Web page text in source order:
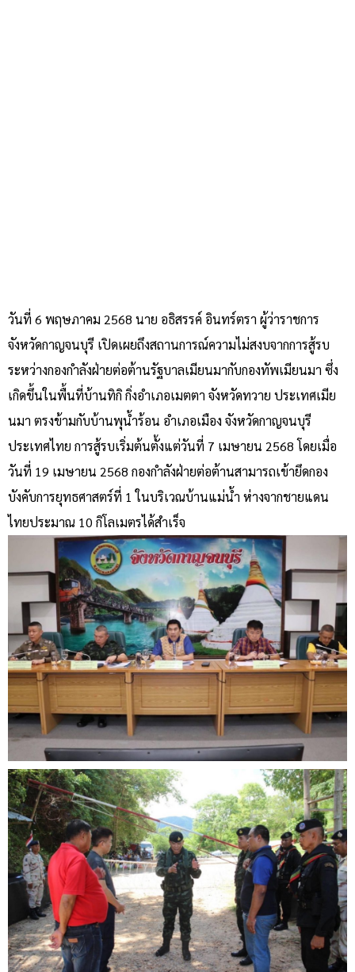
วันที่ 6 พฤษภาคม 2568 นาย อธิสรรค์ อินทร์ตรา ผู้ว่าราชการ
จังหวัดกาญจนบุรี เปิดเผยถึงสถานการณ์ความไม่สงบจากการสู้รบ
ระหว่างกองกำลังฝ่ายต่อต้านรัฐบาลเมียนมากับกองทัพเมียนมา ซึ่ง
เกิดขึ้นในพื้นที่บ้านทิกิ กิ่งอำเภอเมตตา จังหวัดทวาย ประเทศเมีย
นมา ตรงข้ามกับบ้านพุน้ำร้อน อำเภอเมือง จังหวัดกาญจนบุรี
ประเทศไทย การสู้รบเริ่มต้นตั้งแต่วันที่ 7 เมษายน 2568 โดยเมื่อ
วันที่ 19 เมษายน 2568 กองกำลังฝ่ายต่อต้านสามารถเข้ายึดกอง
บังคับการยุทธศาสตร์ที่ 1 ในบริเวณบ้านแม่น้ำ ห่างจากชายแดน
ไทยประมาณ 10 กิโลเมตรได้สำเร็จ